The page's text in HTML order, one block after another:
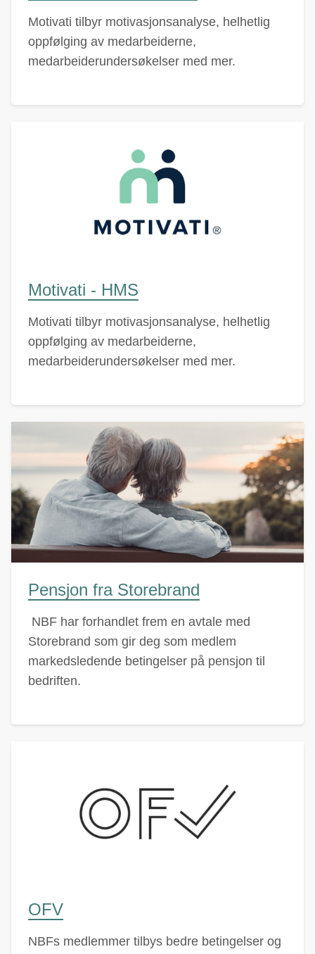
Motivati tilbyr motivasjonsanalyse, helhetlig
oppfølging av medarbeiderne,
medarbeiderundersøkelser med mer.
Motivati - HMS
Motivati tilbyr motivasjonsanalyse, helhetlig
oppfølging av medarbeiderne,
medarbeiderundersøkelser med mer.
Pensjon fra Storebrand
NBF har forhandlet frem en avtale med
Storebrand som gir deg som medlem
markedsledende betingelser på pensjon til
bedriften.
OFV
NBFs medlemmer tilbys bedre betingelser og